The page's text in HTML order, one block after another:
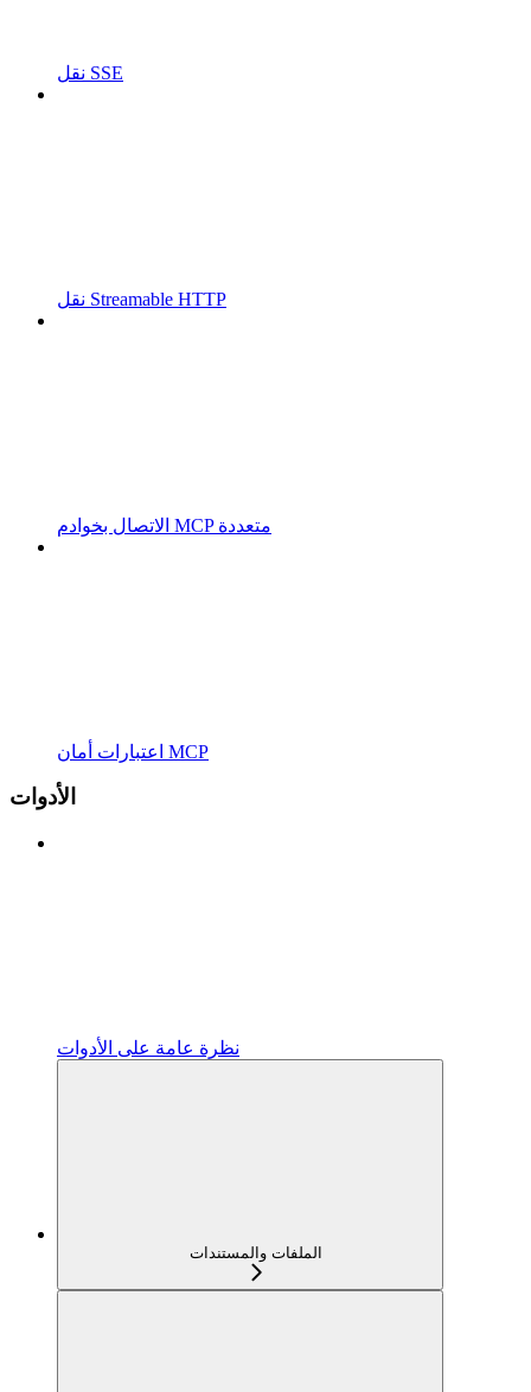
نقل SSE
نقل Streamable HTTP
الاتصال بخوادم MCP متعددة
اعتبارات أمان MCP
الأدوات
نظرة عامة على الأدوات
الملفات والمستندات